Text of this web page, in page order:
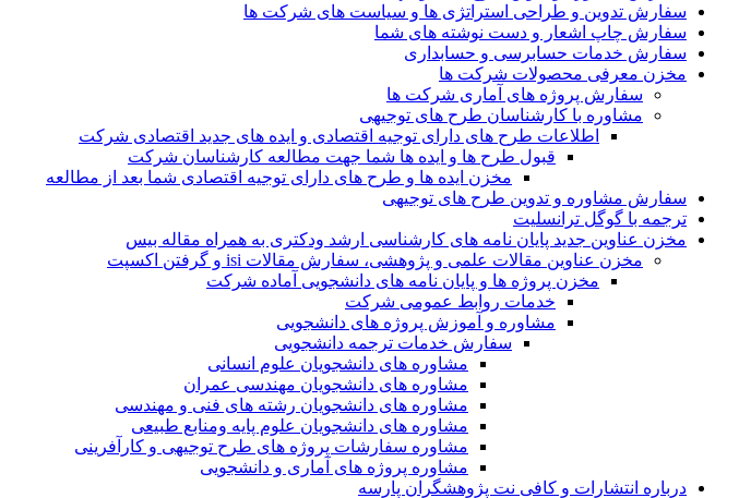
سفارش تدوین و طراحی استراتژی ها و سیاست های شرکت ها
سفارش چاپ اشعار و دست نوشته های شما
سفارش خدمات حسابرسی و حسابداری
مخزن معرفی محصولات شرکت ها
سفارش پروژه های آماری شرکت ها
مشاوره با کارشناسان طرح های توجیهی
اطلاعات طرح های دارای توجیه اقتصادی و ایده های جدید اقتصادی شرکت
قبول طرح ها و ایده ها شما جهت مطالعه کارشناسان شرکت
مخزن ایده ها و طرح های دارای توجیه اقتصادی شما بعد از مطالعه
سفارش مشاوره و تدوین طرح های توجیهی
ترجمه با گوگل ترانسلیت
مخزن عناوین جدید پایان نامه های کارشناسی ارشد ودکتری به همراه مقاله بیس
مخزن عناوین مقالات علمی و پژوهشی، سفارش مقالات isi و گرفتن اکسپت
مخزن پروژه ها و پایان نامه های دانشجویی آماده شرکت
خدمات روابط عمومی شرکت
مشاوره و آموزش پروژه های دانشجویی
سفارش خدمات ترجمه دانشجویی
مشاوره های دانشجویان علوم انسانی
مشاوره های دانشجویان مهندسی عمران
مشاوره های دانشجویان رشته های فنی و مهندسی
مشاوره های دانشجویان علوم پایه ومنابع طبیعی
مشاوره سفارشات پروژه های طرح توجیهی و کارآفرینی
مشاوره پروژه های آماری و دانشجویی
درباره انتشارات و کافی نت پژوهشگران پارسه